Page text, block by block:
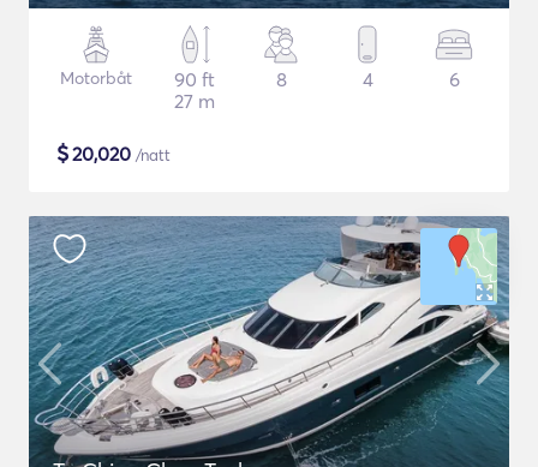
Motorbåt
90 ft
27 m
8 4 6
$20,020 /natt